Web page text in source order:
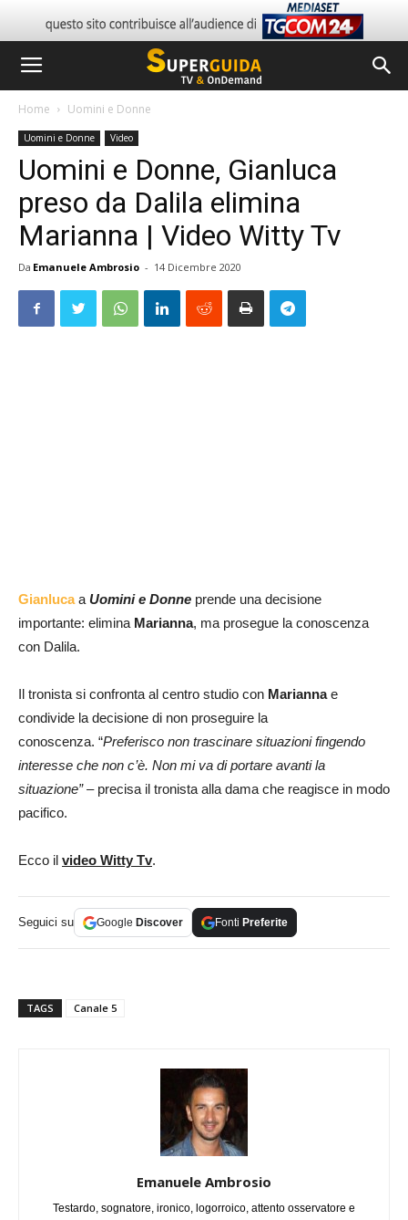
Home Uomini e Donne
Uomini e Donne Video
Uomini e Donne, Gianluca
preso da Dalila elimina
Marianna | Video Witty Tv
Da Emanuele Ambrosio - 14 Dicembre 2020
GianlucaaUomini e Donne prende una decisione
importante: elimina Marianna, ma prosegue la conoscenza
con Dalila.
Il tronista si confronta al centro studio con Mariannae
condivide la decisione di non proseguire la
conoscenza. “Preferisco non trascinare situazioni fingendo
interesse che non c’è. Non mi va di portare avanti la
situazione” – precisa il tronista alla dama che reagisce in modo
pacifico.
Ecco il video Witty Tv.
Seguici su Google Discover Fonti Preferite
TAGS Canale 5
Emanuele Ambrosio
Testardo, sognatore, ironico, logorroico, attento osservatore e